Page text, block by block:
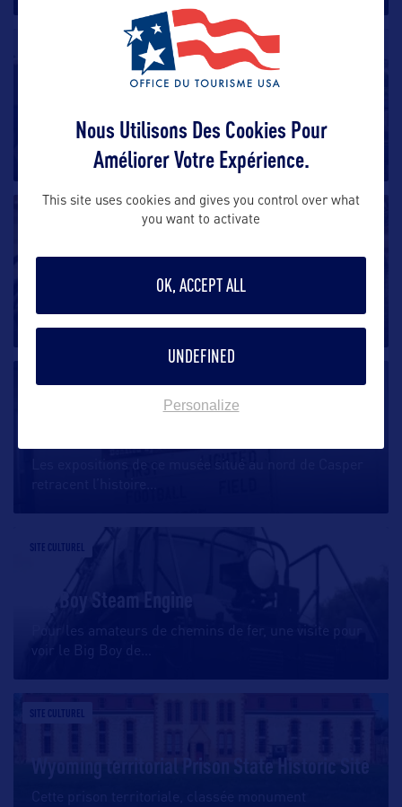
En 1993, l’Union Pacific a fait don du Cheyenne Depot
Museum à la ville…
The Wyoming Dinosaur Center
SITE CULTUREL
Les expositions de ce musée situé au nord de Casper
SITE CULTUREL
Big Boy Steam Engine
Pour les amateurs de chemins de fer, une visite pour
voir le Big Boy de
SITE CULTUREL
Wyoming territorial Prison State Historic Site
Cette prison territoriale, classée monument
Nous Utilisons Des Cookies Pour
Améliorer Votre Expérience.
This site uses cookies and gives you control over what
you want to activate
OK, ACCEPT ALL
UNDEFINED
Personalize